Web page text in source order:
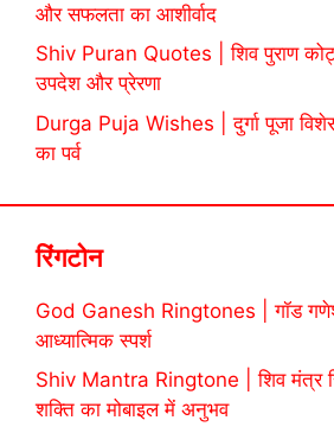
और सफलता का आशीर्वाद
Shiv Puran Quotes | शिव पुराण
उपदेश और प्रेरणा
Durga Puja Wishes | दुर्गा पूजा
का पर्व
रिंगटोन
God Ganesh Ringtones | गॉड
आध्यात्मिक स्पर्श
Shiv Mantra Ringtone | शिव मंत्र
शक्ति का मोबाइल में अनुभव